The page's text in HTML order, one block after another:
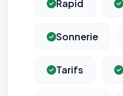
Rapid
Sonnerie
Tarifs